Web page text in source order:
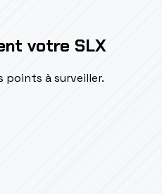
votre SLX
points à surveiller.